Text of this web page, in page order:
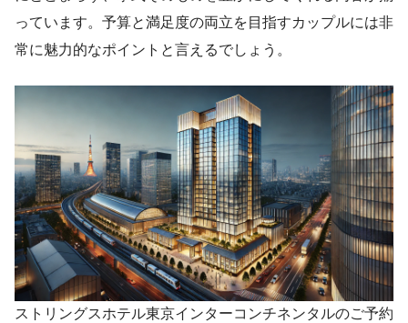
っています。予算と満足度の両立を目指すカップルには非
常に魅力的なポイントと言えるでしょう。
ストリングスホテル東京インターコンチネンタルのご予約